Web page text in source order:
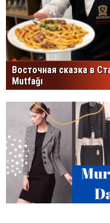
Восточная сказка в
Mutfağı